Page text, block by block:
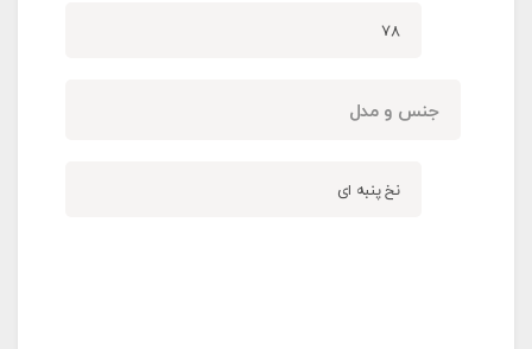
78
جنس و مدل
نخ پنبه ای